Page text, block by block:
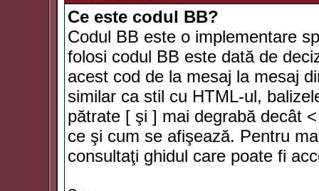
Ce este codul BB?
Codul BB este o implementare
folosi codul BB este dată de
acest cod de la mesaj la mesaj
similar ca stil cu HTML-ul,
pătrate [ şi ] mai degrabă decât
ce şi cum se afişează. Pentru
consultaţi ghidul care poate fi